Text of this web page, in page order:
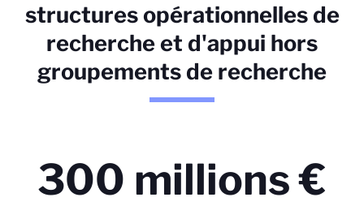
structures opérationnelles de
recherche et d'appui hors
groupements de recherche
300 millions €